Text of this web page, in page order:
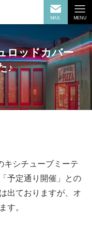
MAIL MENU
ロッドカバー
♪
キシチューブミーテ
予定通り開催」との
出ておりますが、オ
す。